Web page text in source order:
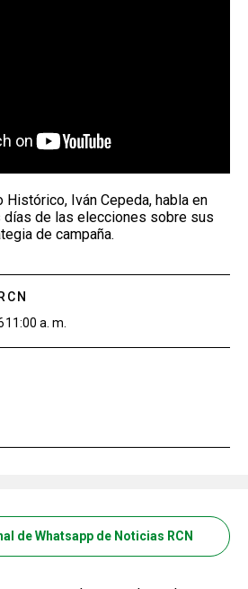
Histórico, Iván Cepeda, habla en
días de las elecciones sobre sus
de campaña.
11:00 a. m.
de Whatsapp de Noticias RCN